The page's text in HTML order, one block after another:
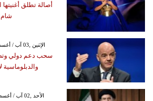
أصالة تطلق أغنيتها
شام
GMT 19:04 2026 الإثنين ,03 آب / أغسطس
سحب دعم دولي
والدبلوماسية
GMT 11:08 2026 الأحد ,02 آب / أغسطس